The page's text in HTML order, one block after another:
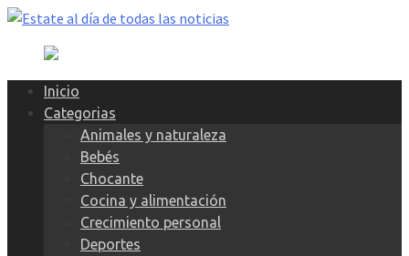
Skip
content
Inicio
Categorias
Animales y naturaleza
Bebés
Chocante
Cocina y alimentación
Crecimiento personal
Deportes